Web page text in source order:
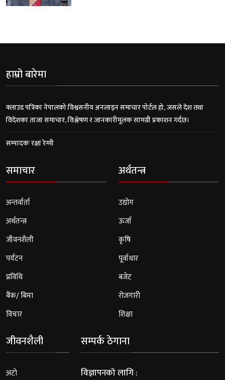
हाम्रो बारेमा
क्लाउड पत्रिका नेपालको विश्वसनीय अनलाइन समाचार पोर्टल हो, जसले देश तथा
विदेशका ताजा समाचार, विश्लेषण र जानकारीमूलक सामग्री प्रकाशन गर्दछ।
सम्पादकः रक्षा रेग्मी
समाचार
अन्तर्वार्ता
अर्थतन्त्र
जीवनशैली
पर्यटन
प्रविधि
बैंक/ बिमा
विचार
अर्थतन्त्र
उद्योग
ऊर्जा
कृषि
पूर्वाधार
बजेट
रोजगारी
शिक्षा
जीवनशैली
अटो
सम्पर्क ठेगाना
विज्ञापनको लागि :